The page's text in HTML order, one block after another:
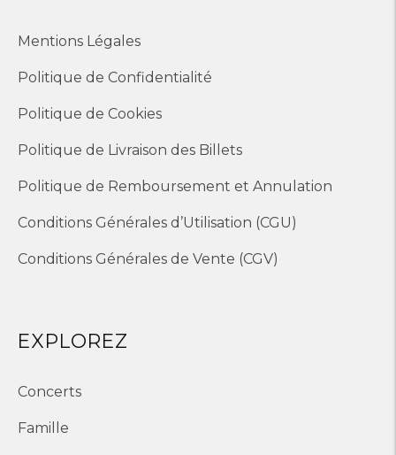
Mentions Légales
Politique de Confidentialité
Politique de Cookies
Politique de Livraison des Billets
Politique de Remboursement et Annulation
Conditions Générales d’Utilisation (CGU)
Conditions Générales de Vente (CGV)
EXPLOREZ
Concerts
Famille